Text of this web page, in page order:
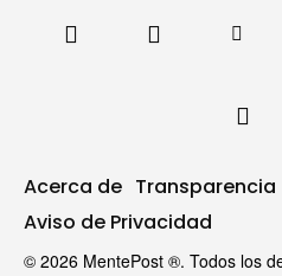
Acerca de Transparencia
Aviso de Privacidad
© 2026 MentePost ®. Todos los